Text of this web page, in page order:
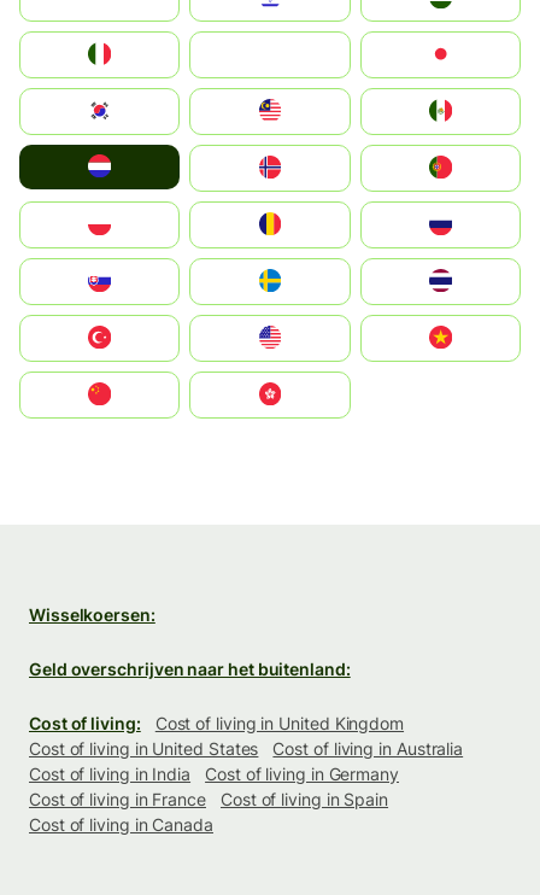
South Korea
United States
中國香港特別行政區
Wisselkoersen:
Geld overschrijven naar het buitenland:
Cost of living:
Cost of living in United Kingdom
Cost of living in United States
Cost of living in Australia
Cost of living in India
Cost of living in Germany
Cost of living in France
Cost of living in Spain
Cost of living in Canada